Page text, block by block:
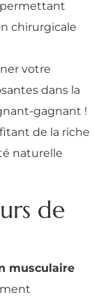
chirurgicale
votre
dans la
gagnant !
de la riche
naturelle
de
musculaire